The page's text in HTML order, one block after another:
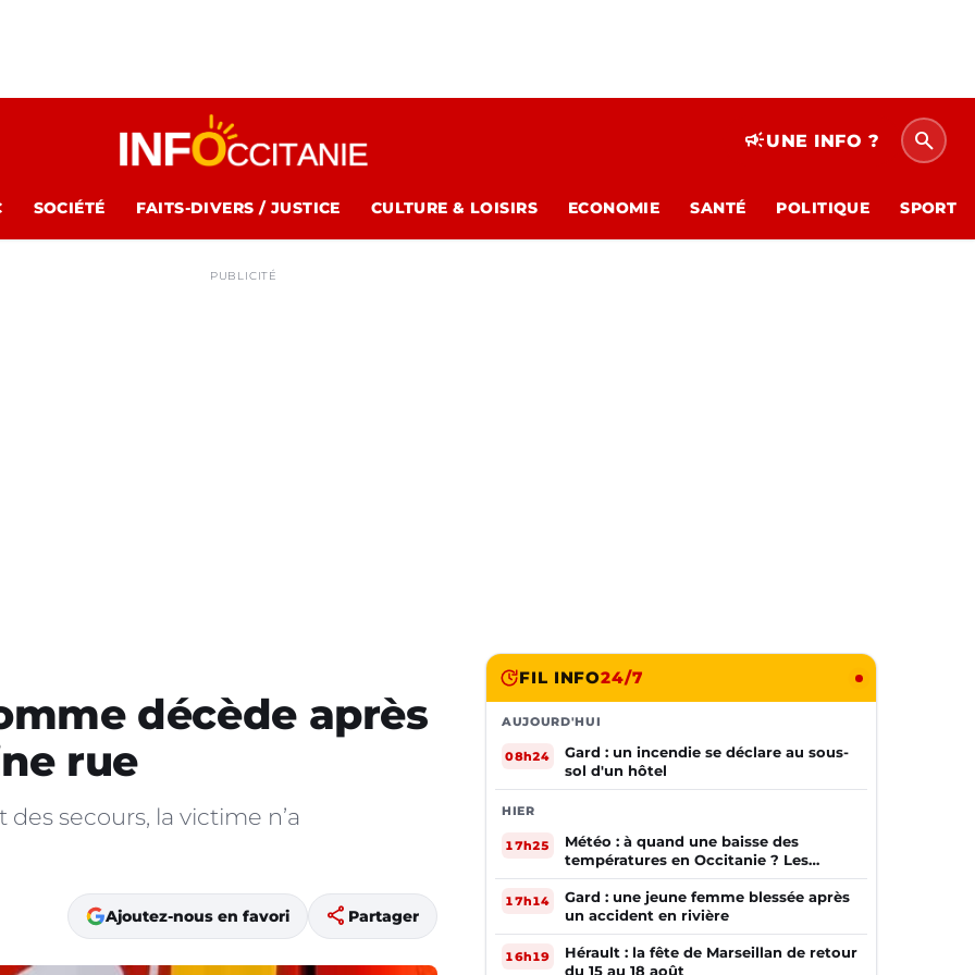
campaignUNE INFO ? search
SOCIÉTÉ FAITS-DIVERS / JUSTICE CULTURE & LOISIRS ECONOMIE SANTÉ POLITIQUE SPORT
PUBLICITÉ
décède après
rue
secours, la victime n’a
Ajoutez-nous en favori share Partager
FIL INFO24/7
AUJOURD'HUI
08h24
Gard : un incendie se déclare au sous-
sol d'un hôtel
HIER
17h25
Météo : à quand une baisse des
températures en Occitanie ? Les
prévisions
17h14
Gard : une jeune femme blessée après
un accident en rivière
16h19
Hérault : la fête de Marseillan de retour
du 15 au 18 août